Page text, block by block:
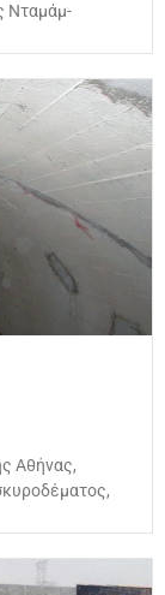
Νταμάμ-
Αθήνας,